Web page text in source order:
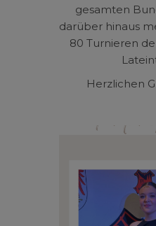
gesamten
darüber hinaus
80 Turnieren
Herzlichen